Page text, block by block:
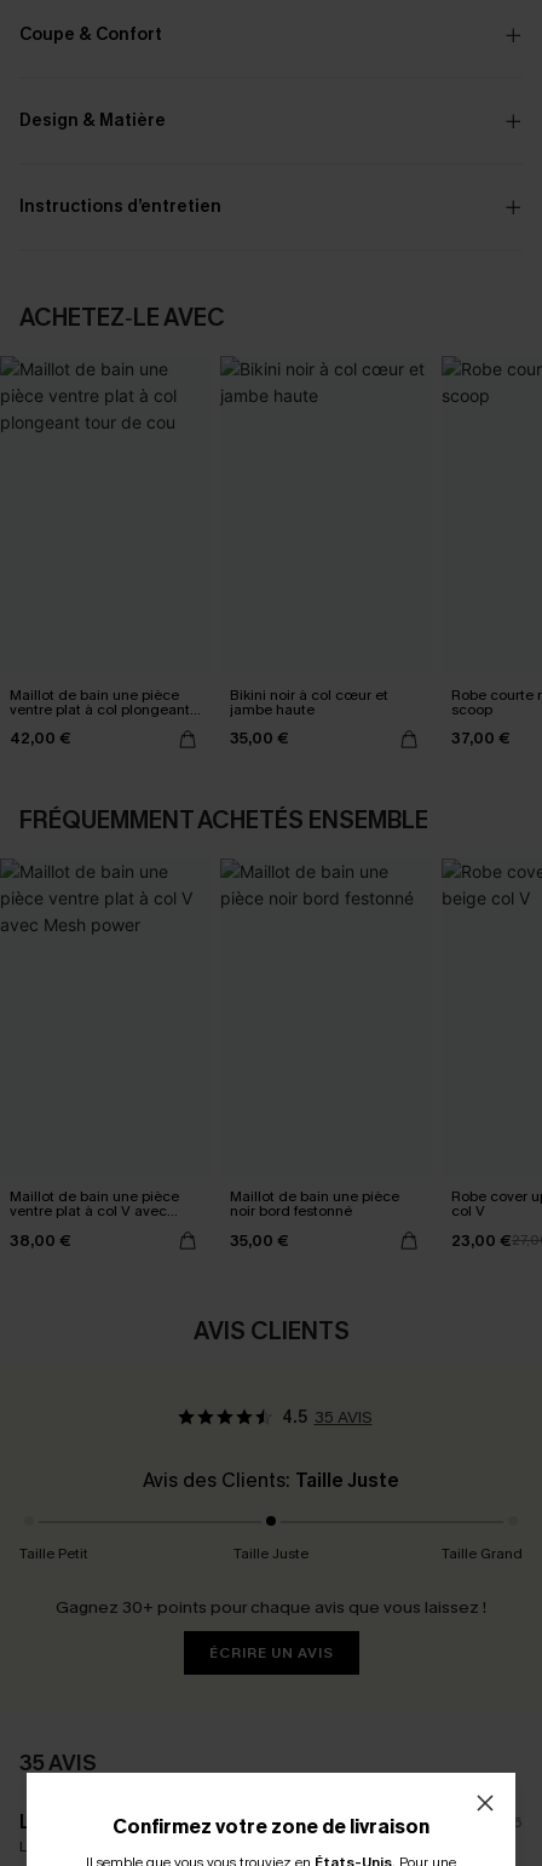
Coupe & Confort
Design & Matière
Instructions d’entretien
ACHETEZ‑LE AVEC
Maillot de bain une pièce
ventre plat à col plongeant
tour de cou
42,00 €
Bikini noir à col cœur et
jambe haute
35,00 €
Robe courte
scoop
37,00 €
FRÉQUEMMENT ACHETÉS ENSEMBLE
Maillot de bain une pièce
ventre plat à col V avec
38,00 €
Maillot de bain une pièce
noir bord festonné
35,00 €
Robe cover
col V
23,00 €
AVIS CLIENTS
4.5 35 AVIS
Avis des Clients: Taille Juste
Taille Petit Taille Juste Taille Grand
Gagnez 30+ points pour chaque avis que vous laissez !
ÉCRIRE UN AVIS
35 AVIS
L****y
12/05/2026
La taille achetée:
Confirmez votre zone de livraison